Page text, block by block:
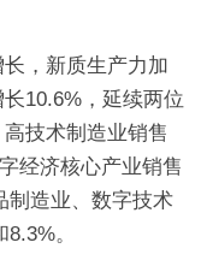
，新质生产力加
10.6%，延续两位
技术制造业销售
经济核心产业销售
制造业、数字技术
。